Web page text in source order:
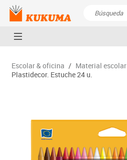
Escolar & oficina / Material escolar
Plastidecor. Estuche 24 u.